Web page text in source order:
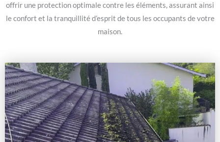
offrir une protection optimale contre les éléments, assurant ainsi
le confort et la tranquillité d’esprit de tous les occupants de votre
maison.